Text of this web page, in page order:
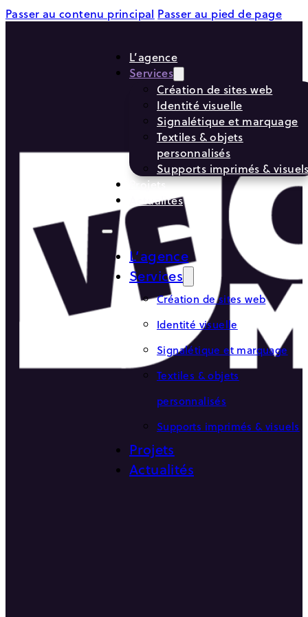
Passer au contenu principal Passer au pied de page
L’agence
Services
Création de sites web
Identité visuelle
Signalétique et marquage
Textiles & objets
personnalisés
Supports imprimés &
Projets
Actualités
L’agence
Services
Création de sites web
Identité visuelle
Signalétique et marquage
Textiles & objets
personnalisés
Supports imprimés & visuels
Projets
Actualités